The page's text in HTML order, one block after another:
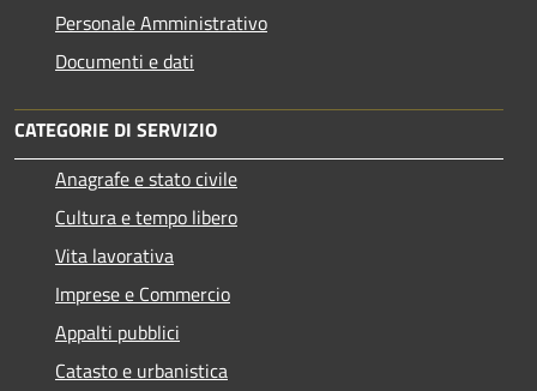
Personale Amministrativo
Documenti e dati
CATEGORIE DI SERVIZIO
Anagrafe e stato civile
Cultura e tempo libero
Vita lavorativa
Imprese e Commercio
Appalti pubblici
Catasto e urbanistica